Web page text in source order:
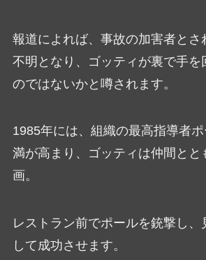
報道によれば、事故の加害者とさ
不明となり、ゴッティが裏で手を
のではないかと噂されます。
1985年には、組織の最高指導者
満が高まり、ゴッティは仲間とと
画。
レストラン前でポールを銃撃し、
して成功させます。